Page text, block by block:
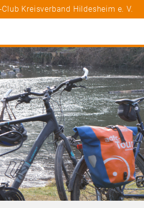
Kreisverband Hildesheim e. V.